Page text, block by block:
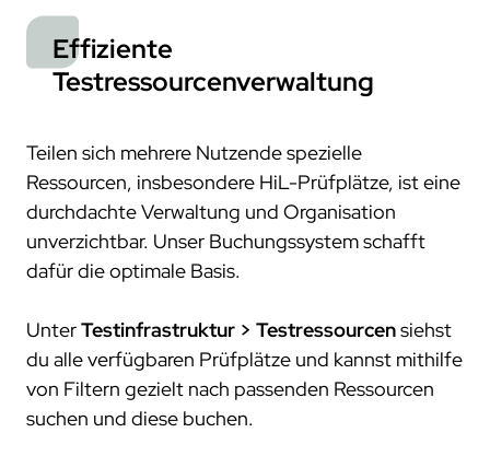
test.guide
scenario.architect
review.toolbox
jobs
stellenangebote
dein einstieg
netzwerk
kooperationen
beteiligungen
mitgliedschaften
forschung
kunden
newsletter
Effiziente
Testressourcenverwaltung
Teilen sich mehrere Nutzende spezielle
Ressourcen, insbesondere HiL-Prüfplätze, ist eine
durchdachte Verwaltung und Organisation
unverzichtbar. Unser Buchungssystem schafft
dafür die optimale Basis.
UnterTestinfrastruktur > Testressourcensiehst
du alle verfügbaren Prüfplätze und kannst mithilfe
von Filtern gezielt nach passenden Ressourcen
suchen und diese buchen.